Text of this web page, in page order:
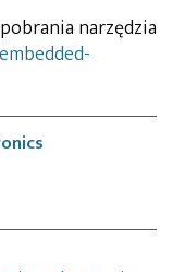
narzędzia